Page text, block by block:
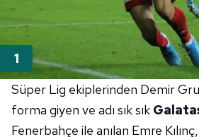
Süper Lig ekiplerinden Demir
forma giyen ve adı sık sık
Fenerbahçe ile anılan Emre